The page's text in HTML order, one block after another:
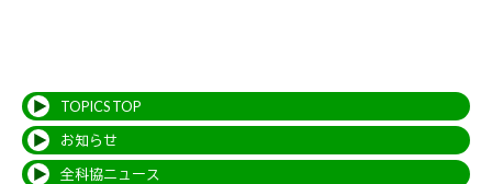
TOPICS TOP
お知らせ
全科協ニュース